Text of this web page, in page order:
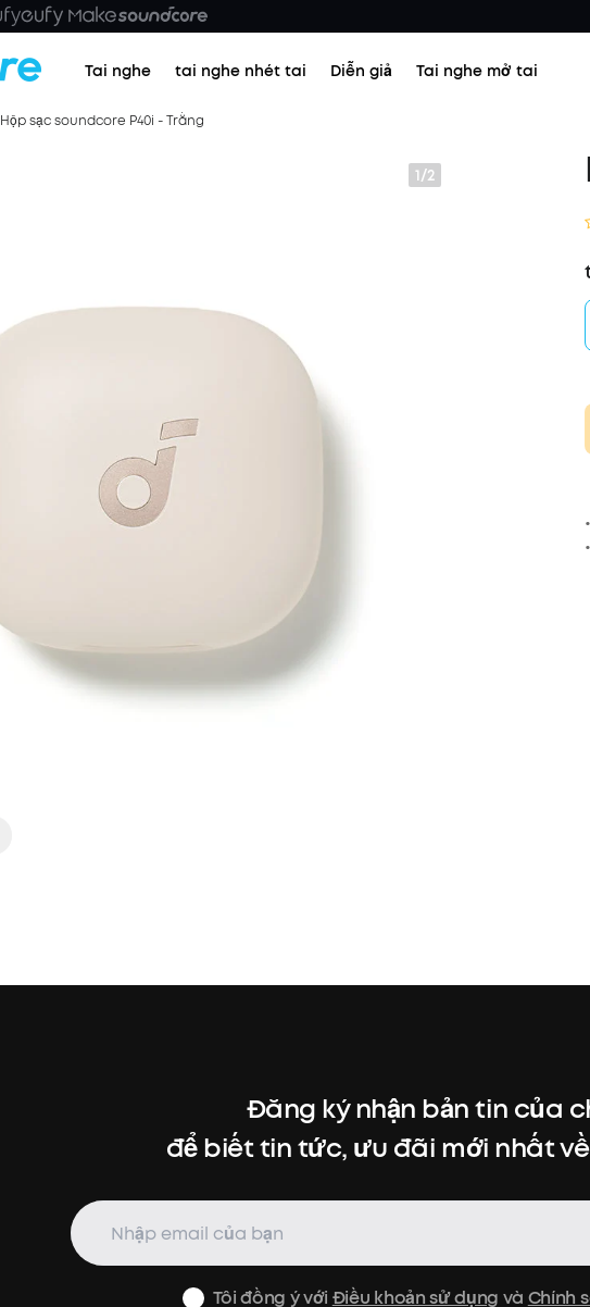
Tai nghe tai nghe nhét tai Diễn giả Tai nghe mở tai
Hộp sạc soundcore P40i - Trắng
1/2
Đăng ký nhận bản tin của
để biết tin tức, ưu đãi mới nhất
Tôi đồng ý với Điều khoản sử dụng và Chính